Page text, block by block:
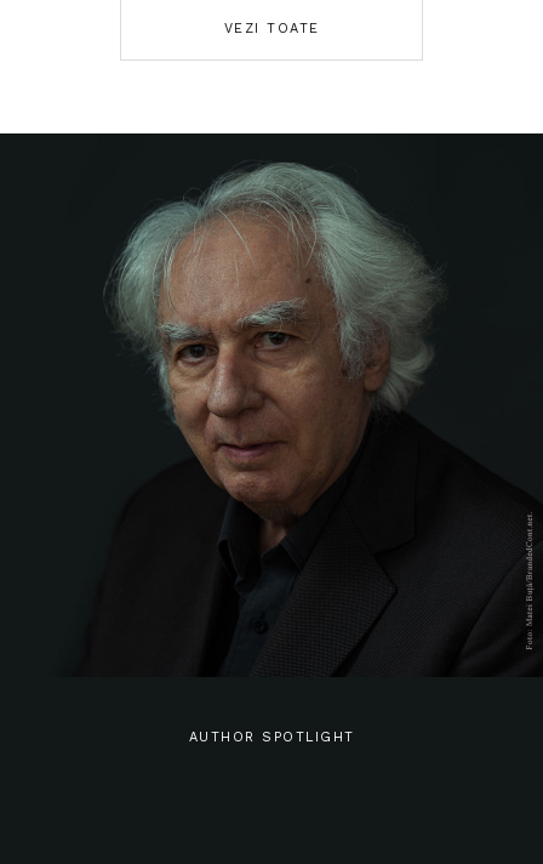
VEZI TOATE
AUTHOR SPOTLIGHT